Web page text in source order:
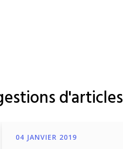
d'articles
04 JANVIER 2019